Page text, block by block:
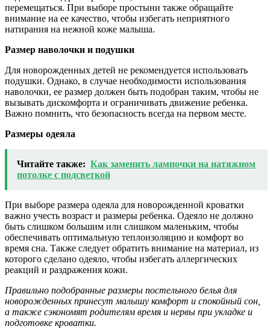
перемещаться. При выборе простыни также обращайте
внимание на ее качество, чтобы избегать неприятного
натирания на нежной коже малыша.
Размер наволочки и подушки
Для новорожденных детей не рекомендуется использовать
подушки. Однако, в случае необходимости использования
наволочки, ее размер должен быть подобран таким, чтобы не
вызывать дискомфорта и ограничивать движение ребенка.
Важно помнить, что безопасность всегда на первом месте.
Размеры одеяла
Читайте также: Как заменить лампочки на натяжном
потолке с подсветкой
При выборе размера одеяла для новорожденной кроватки
важно учесть возраст и размеры ребенка. Одеяло не должно
быть слишком большим или слишком маленьким, чтобы
обеспечивать оптимальную теплоизоляцию и комфорт во
время сна. Также следует обратить внимание на материал, из
которого сделано одеяло, чтобы избегать аллергических
реакций и раздражения кожи.
Правильно подобранные размеры постельного белья для
новорожденных принесут малышу комфорт и спокойный сон,
а также сэкономят родителям время и нервы при укладке и
подготовке кроватки.